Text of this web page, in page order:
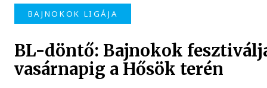
BAJNOKOK LIGÁJA
BL-döntő: Bajnokok
vasárnapig a Hősök terén